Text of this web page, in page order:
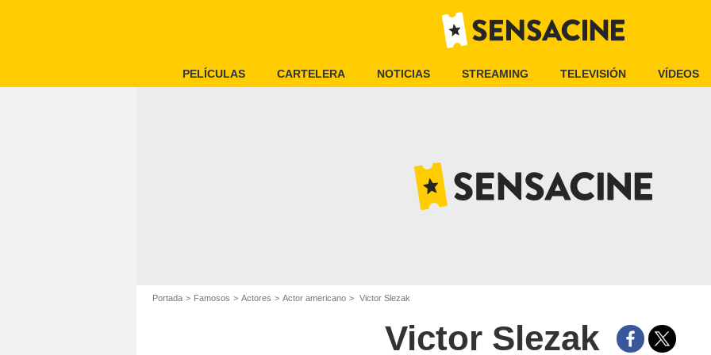
PELÍCULAS CARTELERA NOTICIAS STREAMING TELEVISIÓN VÍDEOS
Portada Famosos Actores Actor americano Victor Slezak
Victor Slezak